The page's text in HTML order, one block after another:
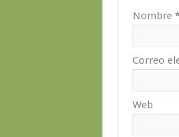
Nombre
Correo
Web